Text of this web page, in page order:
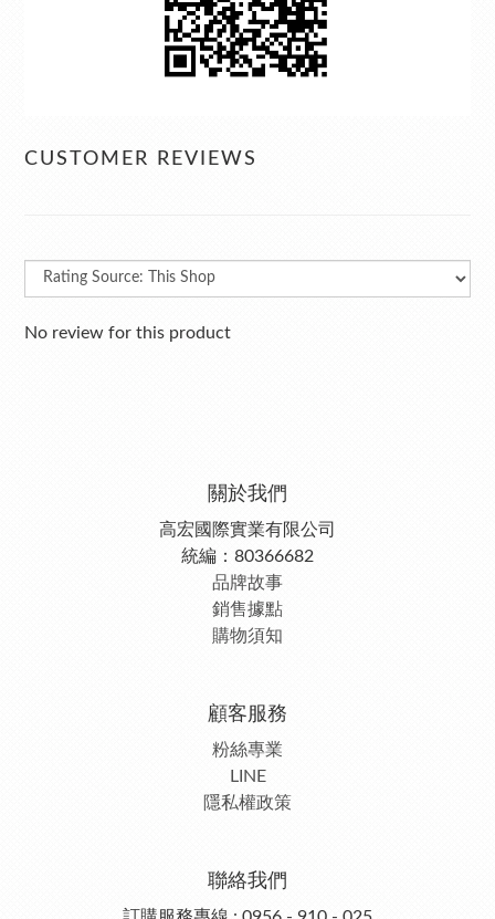
CUSTOMER REVIEWS
No review for this product
關於我們
高宏國際實業有限公司
統編：80366682
品牌故事
銷售據點
購物須知
顧客服務
粉絲專業
LINE
隱私權政策
聯絡我們